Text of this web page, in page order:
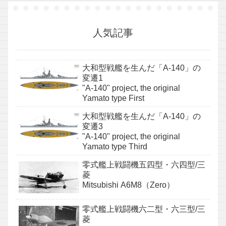
人気記事
大和型戦艦を生んだ「A-140」の
変遷1
"A-140" project, the original
Yamato type First
大和型戦艦を生んだ「A-140」の
変遷3
"A-140" project, the original
Yamato type Third
零式艦上戦闘機五四型・六四型/三
菱
Mitsubishi A6M8（Zero）
零式艦上戦闘機六二型・六三型/三
菱